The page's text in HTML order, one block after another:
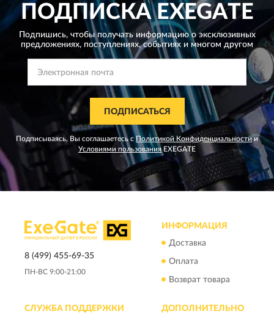
ПОДПИСКАEXEGATE
Подпишись, чтобы получать информацию о эксклюзивных
предложениях, поступлениях, событиях и многом другом
ПОДПИСАТЬСЯ
Подписываясь, Вы соглашаетесь сПолитикой Конфиденциальности и
Условиями пользованияEXEGATE
8 (499) 455-69-35
ПН-ВС 9:00-21:00
ИНФОРМАЦИЯ
Доставка
Оплата
Возврат товара
СЛУЖБА ПОДДЕРЖКИ ДОПОЛНИТЕЛЬНО